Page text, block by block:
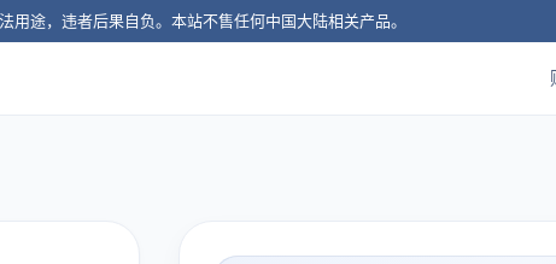
用途，违者后果自负。本站不售任何中国大陆相关产品。